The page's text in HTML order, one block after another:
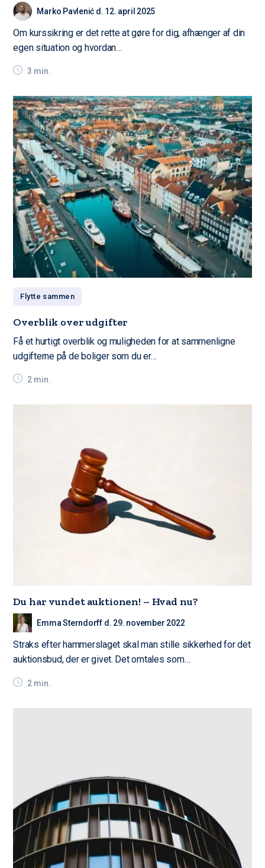
Marko Pavlenić d. 12. april 2025
Om kurssikring er det rette at gøre for dig, afhænger af din
egen situation og hvordan…
3 min.
Flytte sammen
Overblik over udgifter
Få et hurtigt overblik og muligheden for at sammenligne
udgifterne på de boliger som du er…
2 min.
Du har vundet auktionen! – Hvad nu?
Emma Sterndorff d. 29. november 2022
Straks efter hammerslaget skal man stille sikkerhed for det
auktionsbud, der er givet. Det omtales som…
2 min.